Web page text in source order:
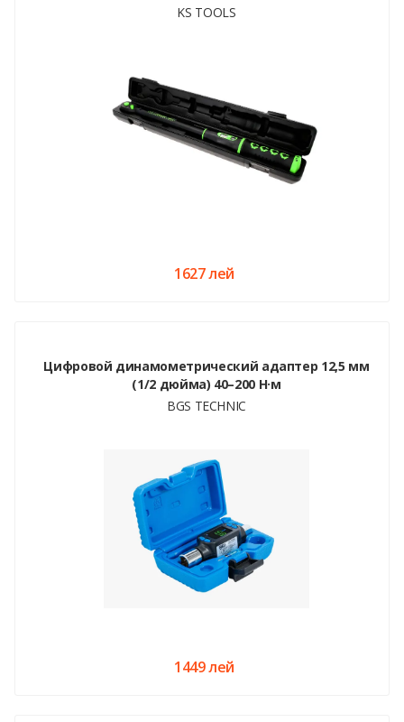
KS TOOLS
1627 лей
Цифровой динамометрический адаптер 12,5 мм
(1/2 дюйма) 40–200 Н·м
BGS TECHNIC
1449 лей